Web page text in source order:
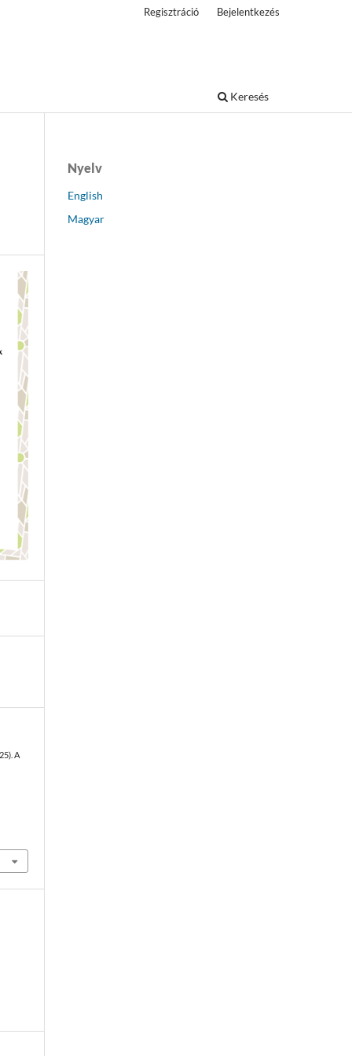
Keresés
Regisztráció Bejelentkezés
A
Nyelv
English
Magyar